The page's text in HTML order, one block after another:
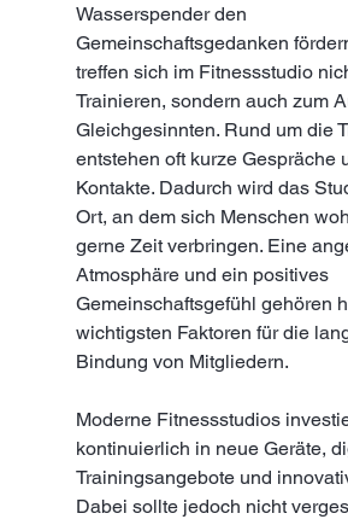
Wasserspender den
Gemeinschaftsgedanken
treffen sich im Fitnessstudio
Trainieren, sondern auch zum
Gleichgesinnten. Rund um die
entstehen oft kurze Gespräche
Kontakte. Dadurch wird das
Ort, an dem sich Menschen
gerne Zeit verbringen. Eine
Atmosphäre und ein positives
Gemeinschaftsgefühl gehören
wichtigsten Faktoren für die
Bindung von Mitgliedern.
Moderne Fitnessstudios
kontinuierlich in neue Geräte,
Trainingsangebote und
Dabei sollte jedoch nicht